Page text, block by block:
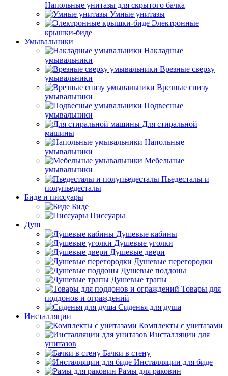
Напольные унитазы для скрытого бачка
Умные унитазы
Электронные
крышки-биде
Умывальники
Накладные
умывальники
Врезные сверху
умывальники
Врезные снизу
умывальники
Подвесные
умывальники
Для стиральной
машины
Напольные
умывальники
Мебельные
умывальники
Пьедесталы и
полупьедесталы
Биде и писсуары
Биде
Писсуары
Душ
Душевые кабины
Душевые уголки
Душевые двери
Душевые перегородки
Душевые поддоны
Душевые трапы
Товары для
поддонов и ограждений
Сиденья для душа
Инсталляции
Комплекты с унитазами
Инсталляции для
унитазов
Бачки в стену
Инсталляции для биде
Рамы для раковин